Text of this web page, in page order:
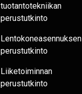
tuotantotekniikan
perustutkinto
Lentokoneasennuksen
perustutkinto
Liiketoiminnan
perustutkinto